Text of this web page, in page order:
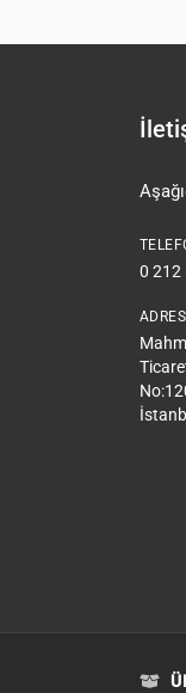
0 212
ADRES